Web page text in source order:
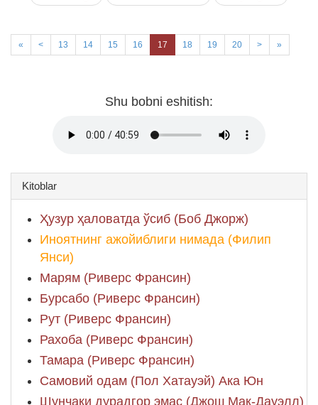
« < 13 14 15 16 17 18 19 20 > »
Shu bobni eshitish:
Kitoblar
Ҳузур ҳаловатда ўсиб (Боб Джорж)
Иноятнинг ажойиблиги нимада (Филип
Янси)
Марям (Риверс Франсин)
Бурсабо (Риверс Франсин)
Рут (Риверс Франсин)
Рахоба (Риверс Франсин)
Тамара (Риверс Франсин)
Самовий одам (Пол Хатауэй) Ака Юн
Шунчаки дурадгор эмас (Джош Мак-Дауэлл)